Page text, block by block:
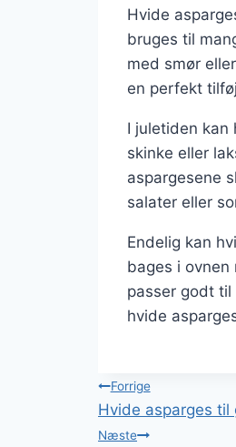
Hvide
bruges til
med smør
en perfekt
I juletiden kan
skinke eller
aspargesene
salater eller
Endelig kan
bages i
passer godt
hvide
Forrige
Hvide asparges
Næste